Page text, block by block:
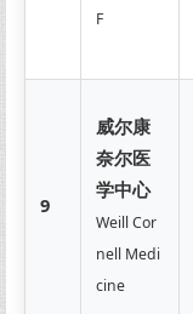
F
9
威尔康
奈尔医
学中心
Weill Cor
nell Medi
cine